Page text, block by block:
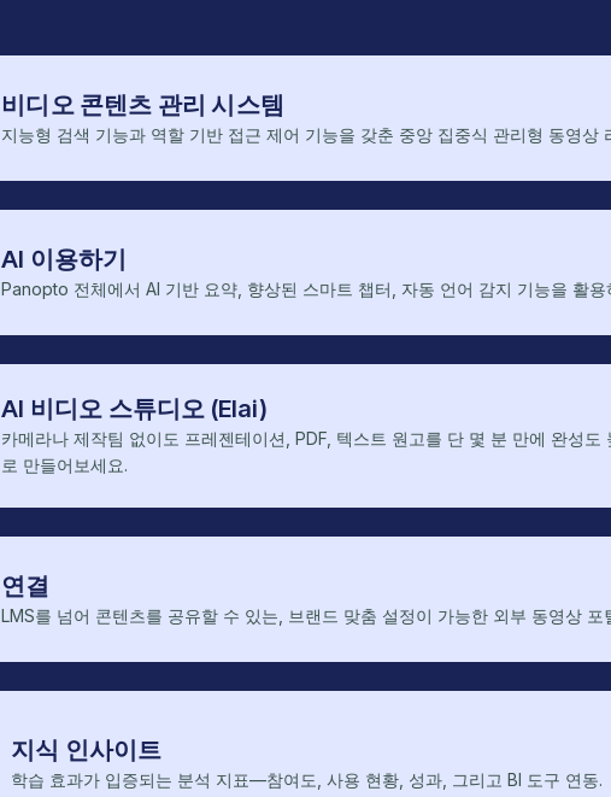
비디오 콘텐츠 관리 시스템
지능형 검색 기능과 역할 기반 접근 제어 기능을 갖춘 중앙 집중식 관리형 동영상
AI 이용하기
Panopto 전체에서 AI 기반 요약, 향상된 스마트 챕터, 자동 언어 감지 기능을 활용
AI 비디오 스튜디오 (Elai)
카메라나 제작팀 없이도 프레젠테이션, PDF, 텍스트 원고를 단 몇 분 만에 완성도
로 만들어보세요.
연결
LMS를 넘어 콘텐츠를 공유할 수 있는, 브랜드 맞춤 설정이 가능한 외부 동영상 포
지식 인사이트
학습 효과가 입증되는 분석 지표—참여도, 사용 현황, 성과, 그리고 BI 도구 연동.